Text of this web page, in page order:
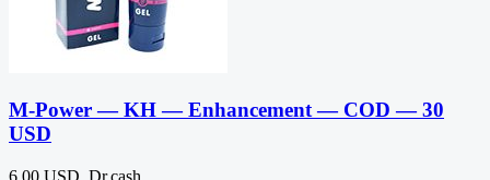
M-Power — KH — Enhancement — COD — 30
USD
6.00 USD, Dr.cash